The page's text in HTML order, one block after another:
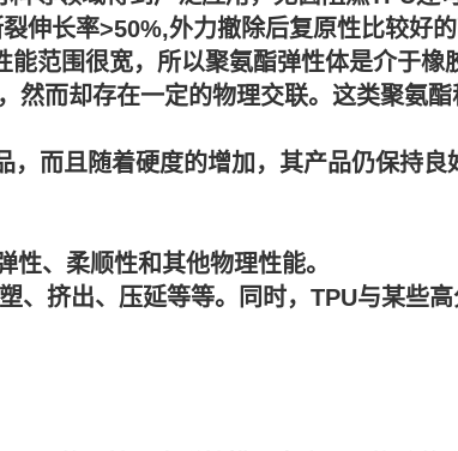
伸长率>50%,外力撤除后复原性比较好
范围很宽，所以聚氨酯弹性体是介于橡
而却存在一定的物理交联。这类聚氨酯
而且随着硬度的增加，其产品仍保持良
、柔顺性和其他物理性能。
挤出、压延等等。同时，TPU与某些高